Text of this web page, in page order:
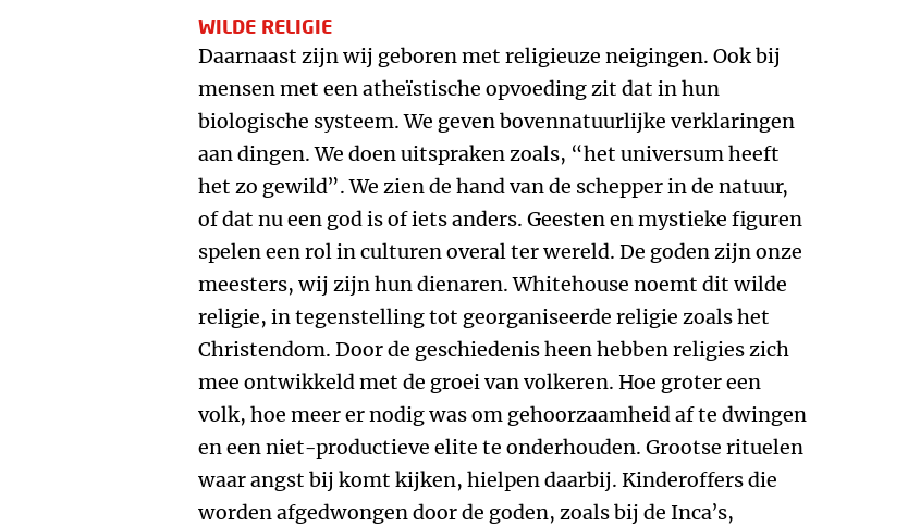
WILDE RELIGIE
Daarnaast zijn wij geboren met religieuze neigingen. Ook bij
mensen met een atheïstische opvoeding zit dat in hun
biologische systeem. We geven bovennatuurlijke verklaringen
aan dingen. We doen uitspraken zoals, “het universum heeft
het zo gewild”. We zien de hand van de schepper in de natuur,
of dat nu een god is of iets anders. Geesten en mystieke figuren
spelen een rol in culturen overal ter wereld. De goden zijn onze
meesters, wij zijn hun dienaren. Whitehouse noemt dit wilde
religie, in tegenstelling tot georganiseerde religie zoals het
Christendom. Door de geschiedenis heen hebben religies zich
mee ontwikkeld met de groei van volkeren. Hoe groter een
volk, hoe meer er nodig was om gehoorzaamheid af te dwingen
en een niet-productieve elite te onderhouden. Grootse rituelen
waar angst bij komt kijken, hielpen daarbij. Kinderoffers die
worden afgedwongen door de goden, zoals bij de Inca’s,